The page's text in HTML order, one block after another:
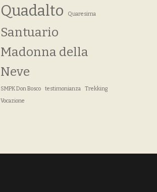
Quadalto Quaresima
Santuario
Madonna della
Neve
SMPK Don Bosco testimonianza
Trekking
Vocazione